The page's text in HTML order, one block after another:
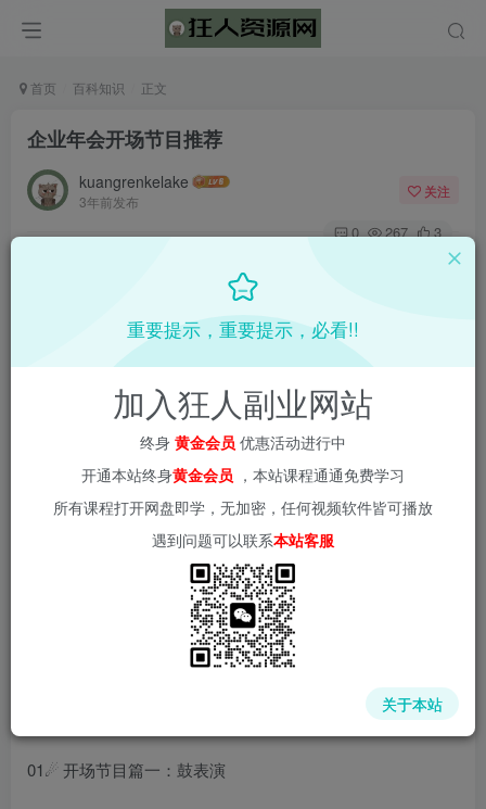
首页 百科知识 正文
企业年会开场节目推荐
kuangrenkelake
3年前发布
关注
0 267 3
📌 1000➕互联网副业项目教程，更多网赚项目，点击以下
链接进入本站首页：
中赚网 - 分享各大收费VIP网赚项目和创业教程 - 狂人资源
网
01☄ 开场节目篇一：鼓表演
重要提示，重要提示，必看!!
加入狂人副业网站
终身 黄金会员 优惠活动进行中
开通本站终身黄金会员 ，本站课程通通免费学习
所有课程打开网盘即学，无加密，任何视频软件皆可播放
遇到问题可以联系本站客服
关于本站